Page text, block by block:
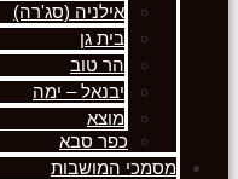
אילניה (סג'רה)
בית גן
הר טוב
יבנאל – ימה
מוצא
כפר סבא
מסמכי המושבות